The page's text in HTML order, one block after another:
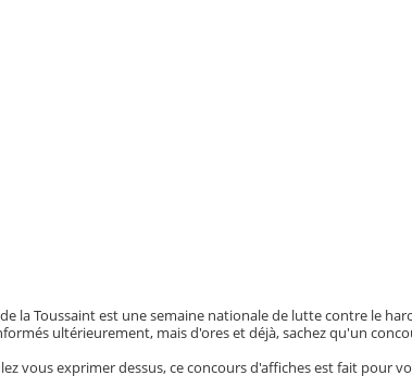
la Toussaint est une semaine nationale de lutte contre le
ultérieurement, mais d'ores et déjà, sachez qu'un
vous exprimer dessus, ce concours d'affiches est fait pour